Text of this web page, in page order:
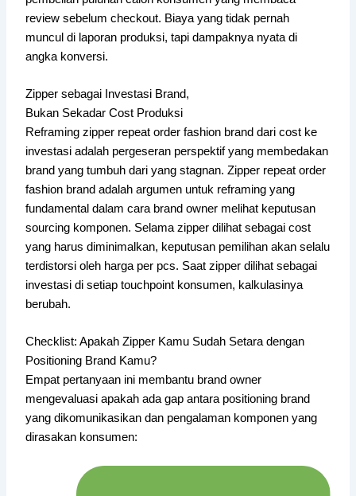
review sebelum checkout. Biaya yang tidak pernah
muncul di laporan produksi, tapi dampaknya nyata di
angka konversi.
Zipper sebagai Investasi Brand,
Bukan Sekadar Cost Produksi
Reframing zipper repeat order fashion brand dari cost ke
investasi adalah pergeseran perspektif yang membedakan
brand yang tumbuh dari yang stagnan. Zipper repeat order
fashion brand adalah argumen untuk reframing yang
fundamental dalam cara brand owner melihat keputusan
sourcing komponen. Selama zipper dilihat sebagai cost
yang harus diminimalkan, keputusan pemilihan akan selalu
terdistorsi oleh harga per pcs. Saat zipper dilihat sebagai
investasi di setiap touchpoint konsumen, kalkulasinya
berubah.
Checklist: Apakah Zipper Kamu Sudah Setara dengan
Positioning Brand Kamu?
Empat pertanyaan ini membantu brand owner
mengevaluasi apakah ada gap antara positioning brand
yang dikomunikasikan dan pengalaman komponen yang
dirasakan konsumen: